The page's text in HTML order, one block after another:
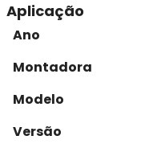
Aplicação
Ano
Montadora
Modelo
Versão